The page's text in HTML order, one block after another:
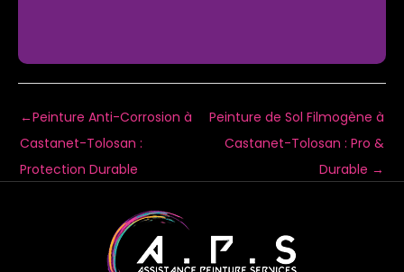
←Peinture Anti-Corrosion à
Castanet-Tolosan :
Protection Durable
Peinture de Sol Filmogène à
Castanet-Tolosan : Pro &
Durable →